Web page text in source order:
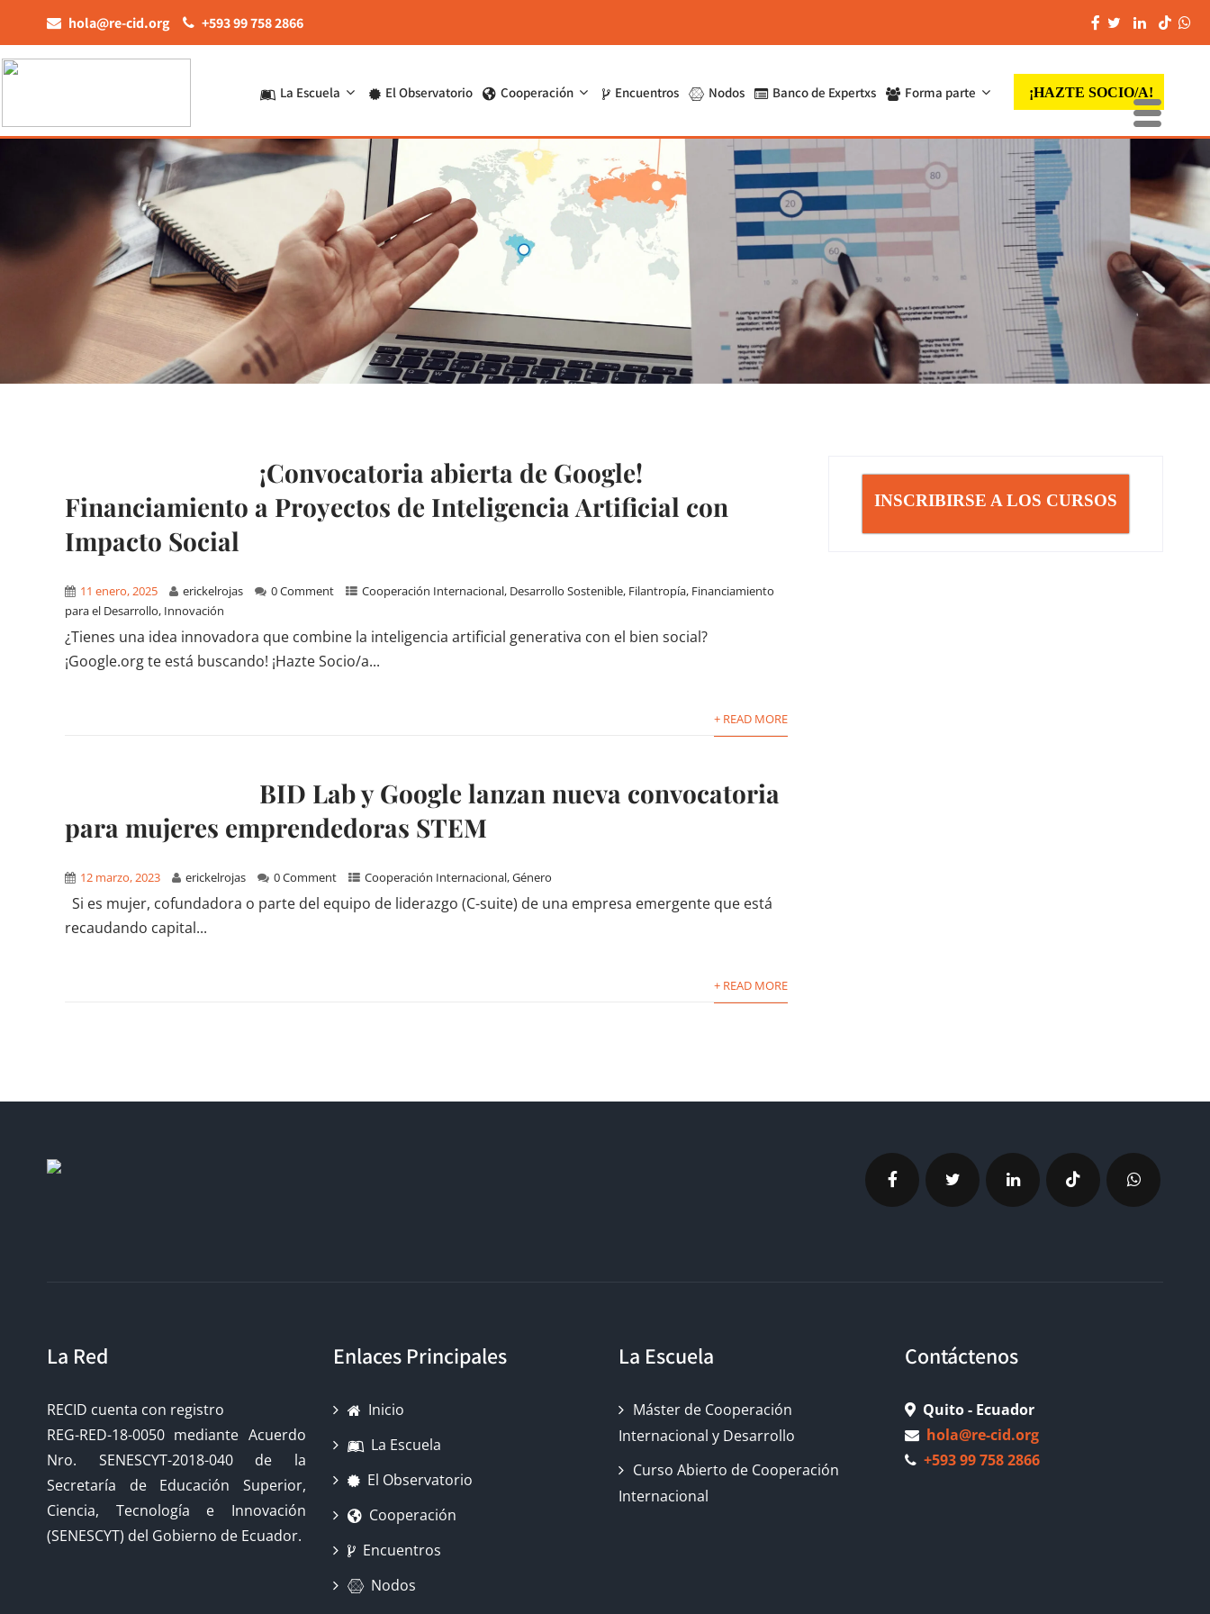
hola@re-cid.org +593 99 758 2866
La Escuela El Observatorio Cooperación Encuentros Nodos Banco de Expertxs Forma parte ¡HAZTE SOCIO/A!
¡Convocatoria abierta de Google!
Financiamiento a Proyectos de Inteligencia Artificial con
Impacto Social
11 enero, 2025 erickelrojas 0 Comment Cooperación Internacional, Desarrollo Sostenible, Filantropía, Financiamiento
para el Desarrollo, Innovación
¿Tienes una idea innovadora que combine la inteligencia artificial generativa con el bien social?
¡Google.org te está buscando! ¡Hazte Socio/a...
+ READ MORE
BID Lab y Google lanzan nueva convocatoria
para mujeres emprendedoras STEM
12 marzo, 2023 erickelrojas 0 Comment Cooperación Internacional,Género
Si es mujer, cofundadora o parte del equipo de liderazgo (C-suite) de una empresa emergente que está
recaudando capital...
+ READ MORE
INSCRIBIRSE A LOS CURSOS
La Red
RECID cuenta con registro
REG-RED-18-0050 mediante Acuerdo
Nro. SENESCYT-2018-040 de la
Secretaría de Educación Superior,
Ciencia, Tecnología e Innovación
(SENESCYT) del Gobierno de Ecuador.
Enlaces Principales
Inicio
La Escuela
El Observatorio
Cooperación
Encuentros
Nodos
La Escuela
Máster de Cooperación
Internacional y Desarrollo
Curso Abierto de Cooperación
Internacional
Contáctenos
Quito - Ecuador
hola@re-cid.org
+593 99 758 2866